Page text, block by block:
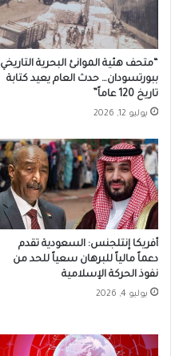
“متحف هئية الموانئ البحرية التاريخي
ببورتسودان… حدث العام يعيد كتابة
تاريخ 120 عاماً”
يوليو 12, 2026
أفريكا إنتلجنس: السعودية تقدم
دعماً مالياً للبرهان سعياً للحد من
نفوذ الحركة الإسلامية
يوليو 4, 2026